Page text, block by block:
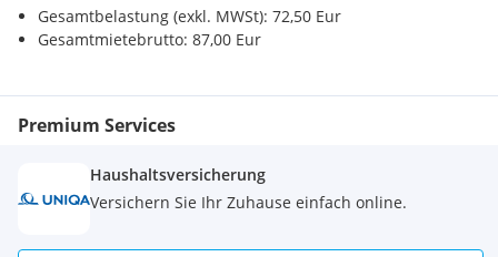
Gesamtbelastung (exkl. MWSt): 72,50 Eur
Gesamtmietebrutto: 87,00 Eur
Premium Services
Haushaltsversicherung
Versichern Sie Ihr Zuhause einfach online.